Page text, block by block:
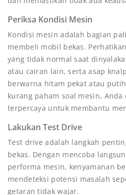
Periksa Kondisi Mesin
Kondisi mesin adalah bagian
membeli mobil bekas.
yang tidak normal saat
atau cairan lain, serta asap
berwarna hitam pekat atau
kurang paham soal mesin,
terpercaya untuk membantu
Lakukan Test Drive
Test drive adalah langkah
bekas. Dengan mencoba
performa mesin, kenyamanan
mendeteksi potensi masalah
getaran tidak wajar.